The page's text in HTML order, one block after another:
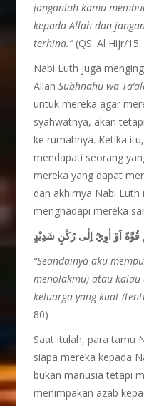
janganlah kamu
kepada Allah dan
terhina.”(QS. Al Hijr/15:
Nabi Luth juga
AllahSubhnahu wa
untuk mereka agar
syahwatnya, akan
ke rumahnya. Ketika
mendapati seorang
mereka yang dapat
dan akhirnya Nabi
menghadapi mereka
قُوَّةً اَوْ اٰوِيْٓ اِلٰى رُكْنٍ شَدِيْدٍ
“Seandainya aku
menolakmu) atau
keluarga yang kuat
80)
Saat itulah, para tamu
siapa mereka kepada
bukan manusia tetapi
menimpakan azab